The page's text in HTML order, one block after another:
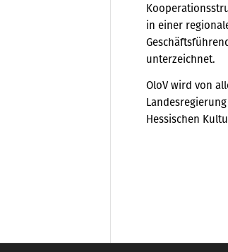
in einer
unterzeichnet.
OloV wird von
Hessischen